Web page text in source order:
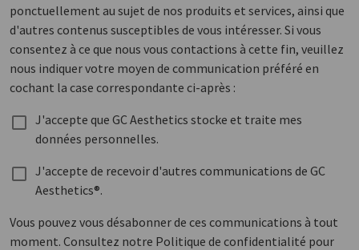
ponctuellement au sujet de nos produits et services, ainsi que
d'autres contenus susceptibles de vous intéresser. Si vous
consentez à ce que nous vous contactions à cette fin, veuillez
nous indiquer votre moyen de communication préféré en
cochant la case correspondante ci-après :
J'accepte que GC Aesthetics stocke et traite mes
données personnelles.
J'accepte de recevoir d'autres communications de GC
Aesthetics®.
Vous pouvez vous désabonner de ces communications à tout
moment. Consultez notre Politique de confidentialité pour